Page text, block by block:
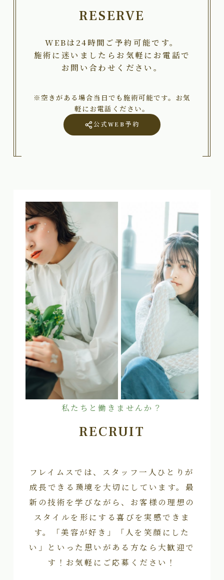
RESERVE
WEBは24時間ご予約可能です。
施術に迷いましたらお気軽にお電話で
お問い合わせください。
※空きがある場合当日でも施術可能です。お気
軽にお電話ください。
公式WEB予約
私たちと働きませんか？
RECRUIT
フレイムスでは、スタッフ一人ひとりが
成長できる環境を大切にしています。最
新の技術を学びながら、お客様の理想の
スタイルを形にする喜びを実感できま
す。「美容が好き」「人を笑顔にした
い」といった思いがある方なら大歓迎で
す！お気軽にご応募ください！